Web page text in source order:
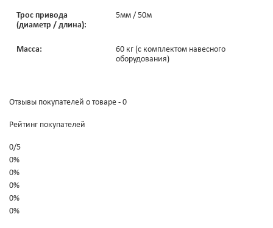
Трос привода
(диаметр / длина):
5мм / 50м
Масса:
60 кг (с комплектом навесного
оборудования)
Отзывы покупателей о товаре - 0
Рейтинг покупателей
0/5
0%
0%
0%
0%
0%